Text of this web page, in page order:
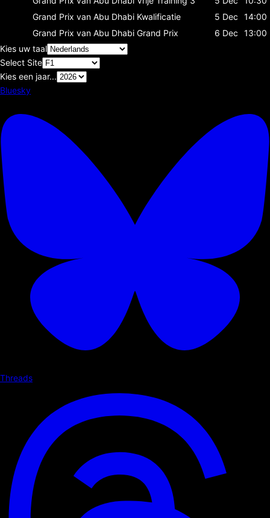
Grand Prix van Abu Dhabi Kwalificatie 5 Dec
14:00
Grand Prix van Abu Dhabi Grand Prix 6 Dec
13:00
Kies uw taal
Select Site
Kies een jaar...
Bluesky
Threads